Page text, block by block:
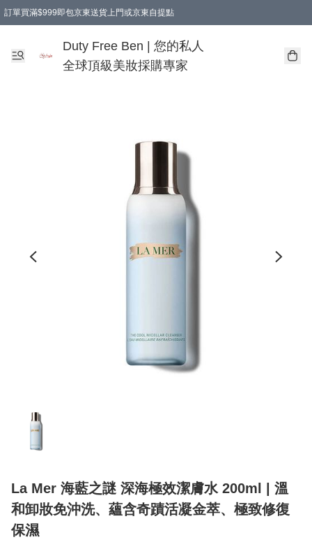
訂單買滿$999即包京東送貨上門或京東自提點
Duty Free Ben | 您的私人
全球頂級美妝採購專家
La Mer 海藍之謎 深海極效潔膚水 200ml | 溫
和卸妝免沖洗、蘊含奇蹟活凝金萃、極致修復
保濕